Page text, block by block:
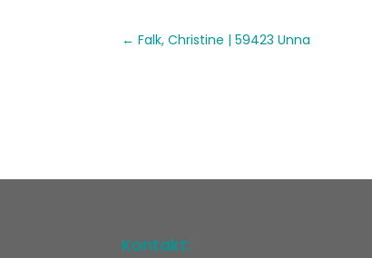
Falk, Christine | 59423 Unna
Kontakt: